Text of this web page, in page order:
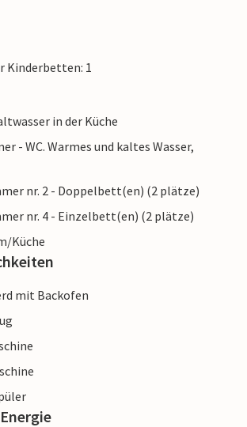
Kinderbetten: 1
in der Küche
- WC. Warmes und kaltes Wasser,
nr. 2 - Doppelbett(en) (2 plätze)
nr. 4 - Einzelbett(en) (2 plätze)
Küche
mit Backofen